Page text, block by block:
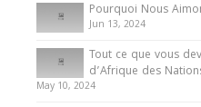
Pourquoi Nous
Jun 13, 2024
Tout ce que vous
d’Afrique des
May 10, 2024